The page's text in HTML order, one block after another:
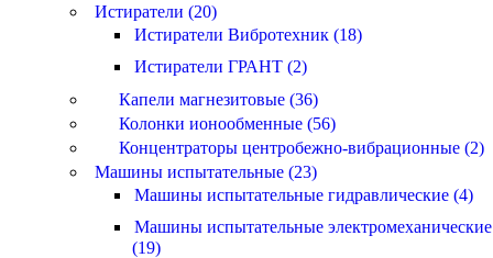
Истиратели (20)
Истиратели Вибротехник (18)
Истиратели ГРАНТ (2)
Капели магнезитовые (36)
Колонки ионообменные (56)
Концентраторы центробежно-вибрационные (2)
Машины испытательные (23)
Машины испытательные гидравлические (4)
Машины испытательные электромеханические
(19)